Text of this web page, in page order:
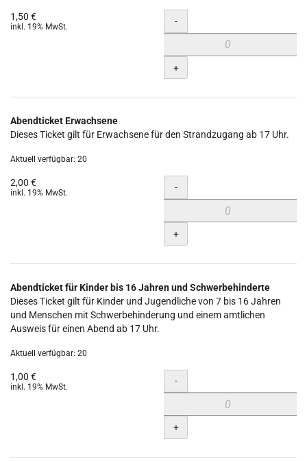
1,50 €
inkl. 19% MwSt. Menge
-
+
Abendticket Erwachsene
Dieses Ticket gilt für Erwachsene für den Strandzugang ab 17 Uhr.
Aktuell verfügbar: 20
2,00 €
inkl. 19% MwSt. Menge
-
+
Abendticket für Kinder bis 16 Jahren und Schwerbehinderte
Dieses Ticket gilt für Kinder und Jugendliche von 7 bis 16 Jahren
und Menschen mit Schwerbehinderung und einem amtlichen
Ausweis für einen Abend ab 17 Uhr.
Aktuell verfügbar: 20
1,00 €
inkl. 19% MwSt. Menge
-
+